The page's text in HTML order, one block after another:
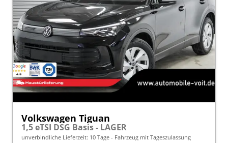
Volkswagen Tiguan
1,5 eTSI DSG Basis - LAGER
unverbindliche Lieferzeit: 10 Tage Fahrzeug mit Tageszulassung